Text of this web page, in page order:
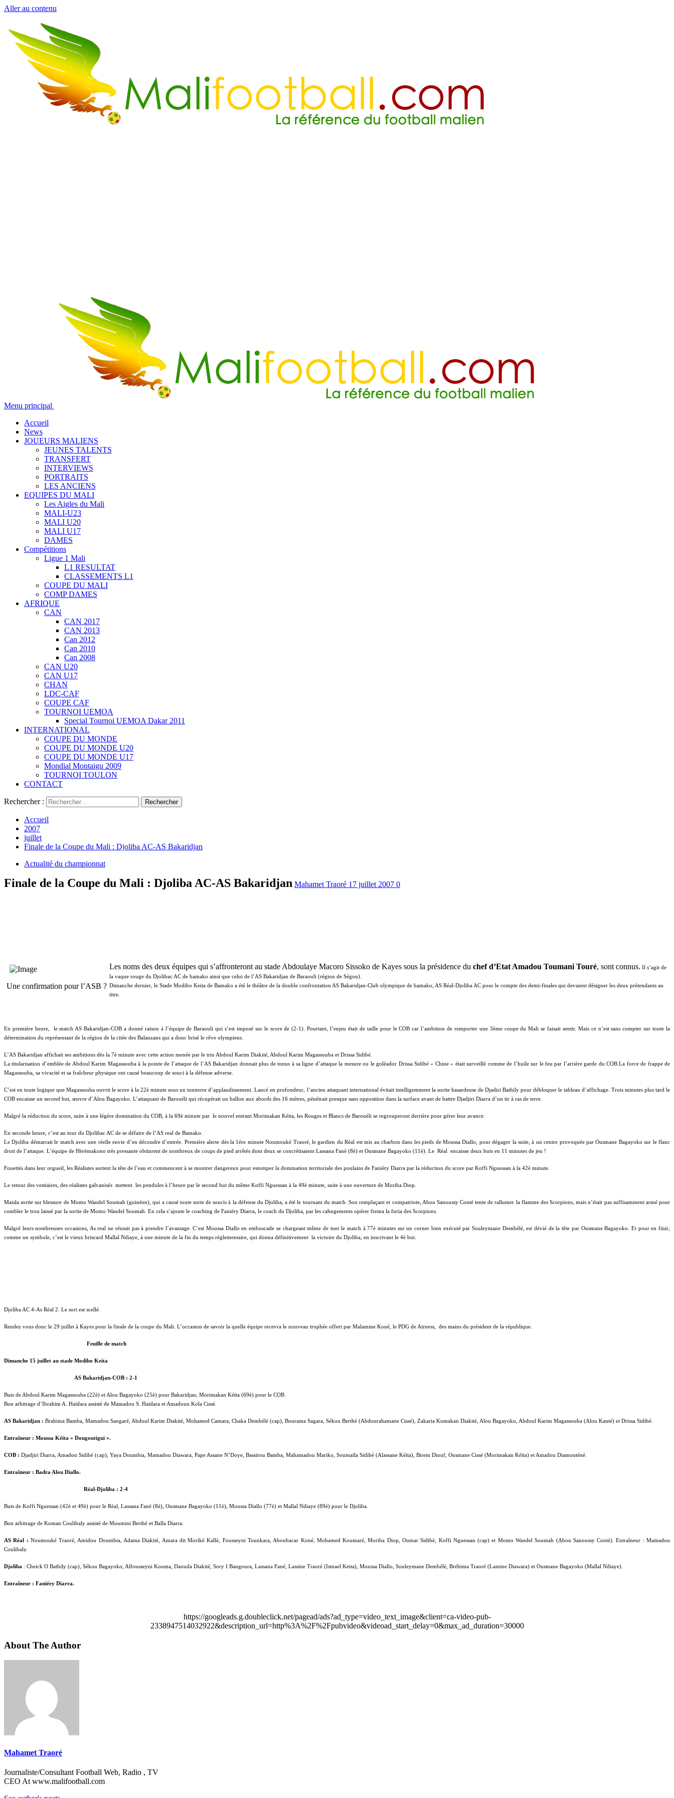
Aller au contenu
Menu principal
Accueil
News
JOUEURS MALIENS
JEUNES TALENTS
TRANSFERT
INTERVIEWS
PORTRAITS
LES ANCIENS
EQUIPES DU MALI
Les Aigles du Mali
MALI-U23
MALI U20
MALI U17
DAMES
Compétitions
Ligue 1 Mali
L1 RESULTAT
CLASSEMENTS L1
COUPE DU MALI
COMP DAMES
AFRIQUE
CAN
CAN 2017
CAN 2013
Can 2012
Can 2010
Can 2008
CAN U20
CAN U17
CHAN
LDC-CAF
COUPE CAF
TOURNOI UEMOA
Special Tournoi UEMOA Dakar 2011
INTERNATIONAL
COUPE DU MONDE
COUPE DU MONDE U20
COUPE DU MONDE U17
Mondial Montaigu 2009
TOURNOI TOULON
CONTACT
Rechercher :
Accueil
2007
juillet
Finale de la Coupe du Mali : Djoliba AC-AS Bakaridjan
Actualité du championnat
Finale de la Coupe du Mali : Djoliba AC-AS Bakaridjan Mahamet Traoré 17 juillet 2007 0
Une confirmation pour l’ASB ?
Les noms des deux équipes qui s’affronteront au stade Abdoulaye Macoro Sissoko de Kayes sous la présidence du chef d’Etat Amadou Toumani Touré, sont connus. Il s’agit de
la vaque rouge du Djolibac AC de bamako ainsi que celui de l’AS Bakaridjan de Baraouli (région de Ségou).
Dimanche dernier, le Stade Modibo Keita de Bamako a été le théâtre de la double confrontation AS Bakaridjan-Club olympique de bamako, AS Réal-Djoliba AC pour le compte des demi-finales qui devaient désigner les deux prétendants au
titre.
En première heure,
le match AS Bakaridjan-COB a donné raison à l’équipe de Baraouli qui s’est imposé sur le score de (2-1). Pourtant, l’enjeu était de taille pour le COB car l’ambition de remporter une 3ème coupe du Mali se faisait sentir. Mais ce n’est sans compter sur toute la
détermination du représentant de la région de la citée des Balanzans qui a donc brisé le rêve olympiens.
L’AS Bakaridjan affichait ses ambitions dès la 7è minute avec cette action menée par le trio Abdoul Karim Diakité, Abdoul Karim Magassouba et Drissa Sidibé.
La titularisation d’emblée de Abdoul Karim Magassouba à la pointe de l’attaque de l’AS Bakaridjan donnait plus de tonus à sa ligne d’attaque la mesure ou le goléador Drissa Sidibé « Chine » était surveillé comme de l’huile sur le feu par l’arrière garde du COB.La force de frappe de
Magassouba, sa vivacité et sa fraîcheur physique ont causé beaucoup de souci à la défense adverse.
C’est en toute logique que Magassouba ouvrit le score à la 22è minute sous un tonnerre d’applaudissement. Lancé en profondeur, l’ancien attaquant international évitait intelligemment la sortie hasardeuse de Djadiri Bathily pour débloquer le tableau d’affichage. Trois minutes plus tard le
COB encaisse un second but, œuvre d’Alou Bagayoko. L’attaquant de Barouéli qui récupérait un ballon aux abords des 16 mètres, pénétrait presque sans opposition dans la surface avant de battre Djadjiri Diarra d’un tir à ras de terre.
Malgré la réduction du score, suite à une légère domination du COB, à la 69è minute par le nouvel entrant Morimakan Kéita, les Rouges et Blancs de Barouéli se regrouperont derrière pour gérer leur avance.
En seconde heure, c’est au tour du Djolibac AC de se défaire de l’AS real de Bamako.
Le Djoliba démarrait le match avec une réelle envie d’en découdre d’entrée. Première alerte dès la 1ére minute Noumouké Traoré, le gardien du Réal est mis au charbon dans les pieds de Moussa Diallo, pour dégager la suite, à un centre provoquée par Ousmane Bagayoko sur le flanc
droit de l’attaque. L’équipe de Hèrèmakono très pressante obtinrent de nombreux de coups de pied arrêtés dont deux se concrétisaient Lassana Fané (8è) et Ousmane Bagayoko (11è). Le Réal encaisse deux buts en 11 minutes de jeu !
Fouettés dans leur orgueil, les Réalistes sortent la tête de l’eau et commencent à se montrer dangereux pour estomper la domination territoriale des poulains de Faniéry Diarra par la réduction du score par Koffi Nguessan à la 42è minute.
Le retour des vestiaires, des réalistes galvanisés mettent les pendules à l’heure par le second but du même Koffi Nguessan à la 49è minute, suite à une ouverture de Moriba Diop.
Maisla sortie sur blessure de Momo Wandel Soumah (guinéen), qui a causé toute sorte de soucis à la défense du Djoliba, a été le tournant du match. Son remplaçant et compatriote, Abou Sanoussy Conté tente de rallumer la flamme des Scorpions, mais n’était pas suffisamment armé pour
combler le trou laissé par la sortie de Momo Wandel Soumah. En cela s’ajoute le coaching de Faniéry Diarra, le coach du Djoliba, par les cahngements opérer freina la furia des Scorpions.
Malgré leurs nombreuses occasions, As real ne réussit pas à prendre l’avantage. C’est Moussa Diallo en embuscade se chargeant même de tuer le match à 77è minutes sur un corner bien exécuté par Souleymane Dembélé, est dévié de la tête par Ousmane Bagayoko. Et pour en finir,
comme un symbole, c’est le vieux briscard Mallal Ndiaye, à une minute de la fin du temps réglementaire, qui donna définitivement la victoire du Djoliba, en inscrivant le 4è but.
Djoliba AC 4-As Réal 2. Le sort est scellé.
Rendez vous donc le 29 juillet à Kayes pour la finale de la coupe du Mali. L’occasion de savoir la quelle équipe recevra le nouveau trophée offert par Malamine Koné, le PDG de Airness, des mains du président de la république.
Feuille de match
Dimanche 15 juillet au stade Modibo Keita
AS Bakaridjan-COB : 2-1
Buts de Abdoul Karim Magassouba (22è) et Alou Bagayoko (25è) pour Bakaridjan; Morimakan Kéïta (69è) pour le COB.
Bon arbitrage d’Ibrahim A. Haïdara assisté de Mamadou S. Haïdara et Amadoun Kola Cissé.
AS Bakaridjan : Brahima Bamba, Mamadou Sangaré, Abdoul Karim Diakité, Mohamed Camara, Chaka Dembélé (cap), Bourama Sagara, Sékou Berthé (Abdourahamane Cissé), Zakaria Komakan Diakité, Alou Bagayoko, Abdoul Karim Magassouba (Alou Kanté) et Drissa Sidibé.
Entraîneur : Moussa Kéïta « Dougoutigui ».
COB : Djadjiri Diarra, Amadou Sidibé (cap), Yaya Doumbia, Mamadou Diawara, Pape Assane N’Doye, Bassirou Bamba, Mahamadou Mariko, Soumaïla Sidibé (Alassane Kéïta), Birem Diouf, Ousmane Cissé (Morimakan Kéïta) et Amadou Diamouténé.
Entraîneur : Badra Alou Diallo.
Réal-Djoliba : 2-4
Buts de Koffi Nguessan (42è et 49è) pour le Réal, Lassana Fané (8è), Ousmane Bagayoko (11è), Moussa Diallo (77è) et Mallal Ndiaye (89è) pour le Djoliba.
Bon arbitrage de Koman Coulibaly assisté de Moumini Berthé et Balla Diarra.
ASRéal : Noumouké Traoré, Amidou Doumbia, Adama Diakité, Amara dit Morikè Kallé, Fousseyni Tounkara, Aboubacar Koné, Mohamed Koumaré, Moriba Diop, Oumar Sidibé, Koffi Nguessan (cap) et Momo Wandel Soumah (Abou Sanoussy Conté). Entraîneur : Mamadou
Coulibaly.
Djoliba : Cheick O Bathily (cap), Sékou Bagayoko, Alfousseyni Kouma, Daouda Diakité, Sory I Bangoura, Lassana Fané, Lassine Traoré (Ismael Keita), Moussa Diallo, Souleymane Dembélé, Bréhima Traoré (Lamine Diawara) et Ousmane Bagayoko (Mallal Ndiaye).
Entraîneur : Faniéry Diarra.
https://googleads.g.doubleclick.net/pagead/ads?ad_type=video_text_image&client=ca-video-pub-
2338947514032922&description_url=http%3A%2F%2Fpubvideo&videoad_start_delay=0&max_ad_duration=30000
About The Author
Mahamet Traoré
Journaliste/Consultant Football Web, Radio , TV
CEO At www.malifootball.com